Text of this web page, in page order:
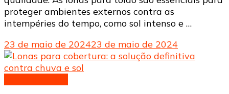
proteger ambientes externos contra as
intempéries do tempo, como sol intenso e …
23 de maio de 202423 de maio de 2024